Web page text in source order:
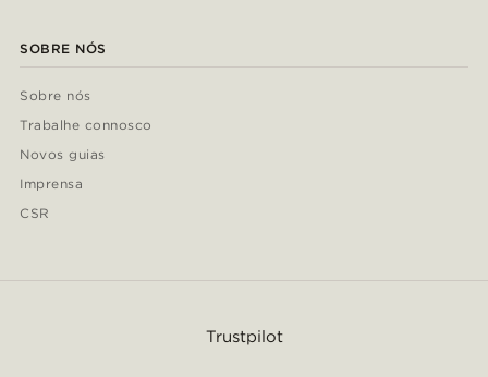
SOBRE NÓS
Sobre nós
Trabalhe connosco
Novos guias
Imprensa
CSR
Trustpilot